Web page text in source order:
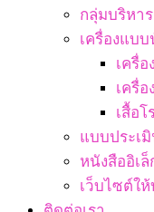
กลุ่มบริหา
เครื่องแบ
เครื่
เครื่
เสื้อ
แบบประเ
หนังสืออิเ
เว็บไซต์ให้